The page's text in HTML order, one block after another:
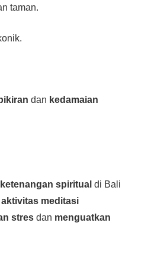
taman.
dan kedamaian
spiritual di Bali
aktivitas meditasi
stres dan menguatkan